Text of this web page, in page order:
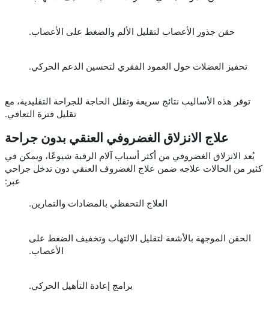
حقن جذور الأعصاب لتقليل الألم والضغط على الأعصاب.
تحفيز العضلات حول العمود الفقري لتحسين الدعم الحركي.
توفر هذه الأساليب نتائج سريعة وتقلل الحاجة للجراحة التقليدية، مع
تقليل فترة التعافي.
علاج الانزلاق الغضروفي العنقي بدون جراحة
يُعد الانزلاق الغضروفي من أكثر أسباب آلام الرقبة شيوعًا، ويمكن في
كثير من الحالات علاجه ضمن علاج الغضروف العنقي دون تدخل جراحي
عبر:
العلاج التحفظي بالمضادات والتمارين.
الحقن الموجهة بالأشعة لتقليل الالتهاب وتخفيف الضغط على
الأعصاب.
برامج إعادة التأهيل الحركي.